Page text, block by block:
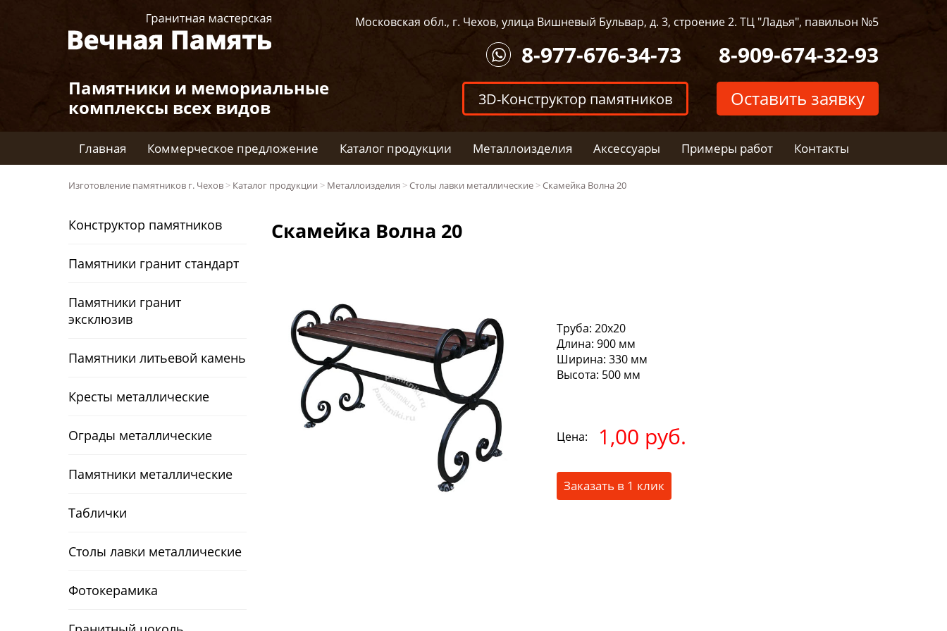
Московская обл., г. Чехов, улица Вишневый Бульвар, д. 3, строение 2. ТЦ "Ладья", павильон №5
8-909-674-32-93
8-977-676-34-73
Памятники и мемориальные
комплексы всех видов
Оставить заявку
3D-Конструктор памятников
Главная Коммерческое предложение Каталог продукции Металлоизделия Аксессуары Примеры работ Контакты
Изготовление памятников г. Чехов > Каталог продукции > Металлоизделия >Столы лавки металлические >Скамейка Волна 20
Скамейка Волна 20
Труба: 20х20
Длина: 900 мм
Ширина: 330 мм
Высота: 500 мм
Цена: 1,00 руб.
Заказать в 1 клик
Конструктор памятников
Памятники гранит стандарт
Памятники гранит
эксклюзив
Памятники литьевой камень
Кресты металлические
Ограды металлические
Памятники металлические
Таблички
Столы лавки металлические
Фотокерамика